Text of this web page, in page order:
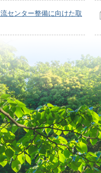
センター整備に向けた取